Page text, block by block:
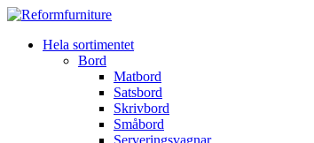
Hela sortimentet
Bord
Matbord
Satsbord
Skrivbord
Småbord
Serveringsvagnar